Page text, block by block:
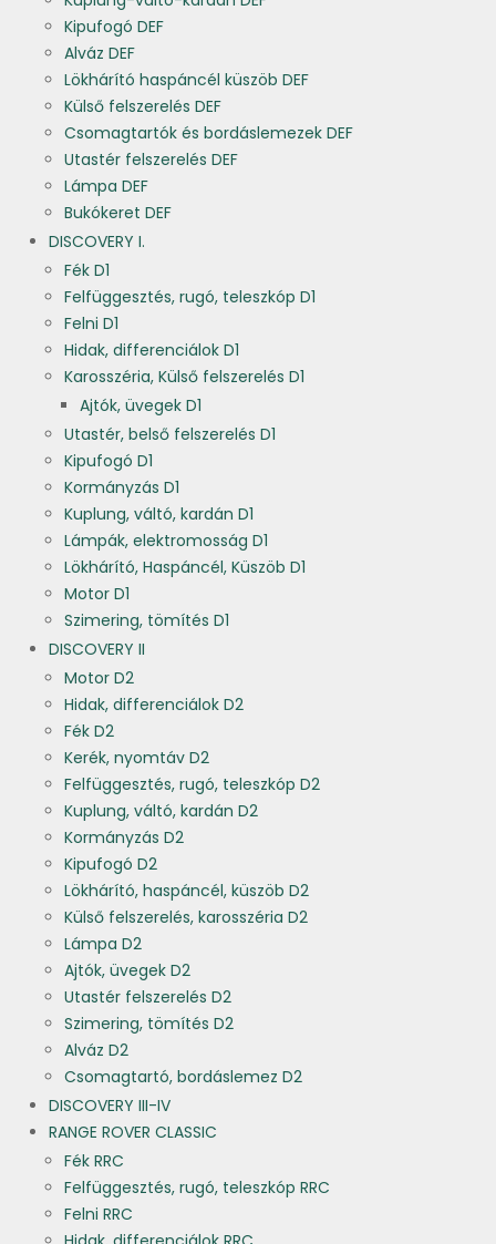
Kipufogó DEF
Alváz DEF
Lökhárító haspáncél küszöb DEF
Külső felszerelés DEF
Csomagtartók és bordáslemezek DEF
Utastér felszerelés DEF
Lámpa DEF
Bukókeret DEF
DISCOVERY I.
Fék D1
Felfüggesztés, rugó, teleszkóp D1
Felni D1
Hidak, differenciálok D1
Karosszéria, Külső felszerelés D1
Ajtók, üvegek D1
Utastér, belső felszerelés D1
Kipufogó D1
Kormányzás D1
Kuplung, váltó, kardán D1
Lámpák, elektromosság D1
Lökhárító, Haspáncél, Küszöb D1
Motor D1
Szimering, tömítés D1
DISCOVERY II
Motor D2
Hidak, differenciálok D2
Fék D2
Kerék, nyomtáv D2
Felfüggesztés, rugó, teleszkóp D2
Kuplung, váltó, kardán D2
Kormányzás D2
Kipufogó D2
Lökhárító, haspáncél, küszöb D2
Külső felszerelés, karosszéria D2
Lámpa D2
Ajtók, üvegek D2
Utastér felszerelés D2
Szimering, tömítés D2
Alváz D2
Csomagtartó, bordáslemez D2
DISCOVERY III-IV
RANGE ROVER CLASSIC
Fék RRC
Felfüggesztés, rugó, teleszkóp RRC
Felni RRC